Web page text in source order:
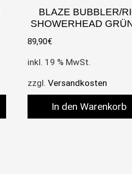
BLAZE BUBBLER/
SHOWERHEAD
89,90€
inkl. 19 % MwSt.
zzgl. Versandkosten
In den Warenkorb